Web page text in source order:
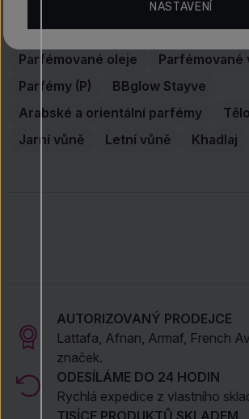
Parfémované oleje
Parfémované
Parfémy (P)
BBglow Stayve
Arabské a orientální parfémy
Jarní vůně
Letní vůně Khadlaj
AUTORIZOVANÝ PRODEJCE
Lattafa, Afnan, Armaf, French
značek.
ODESÍLÁME DO 24 HODIN
Rychlá expedice z vlastního
TISÍCE PRODUKTŮ SKLADEM
NASTAVENÍ